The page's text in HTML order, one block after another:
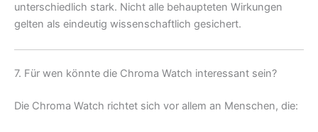
unterschiedlich stark. Nicht alle behaupteten Wirkungen
gelten als eindeutig wissenschaftlich gesichert.
7. Für wen könnte die Chroma Watch interessant sein?
Die Chroma Watch richtet sich vor allem an Menschen, die: